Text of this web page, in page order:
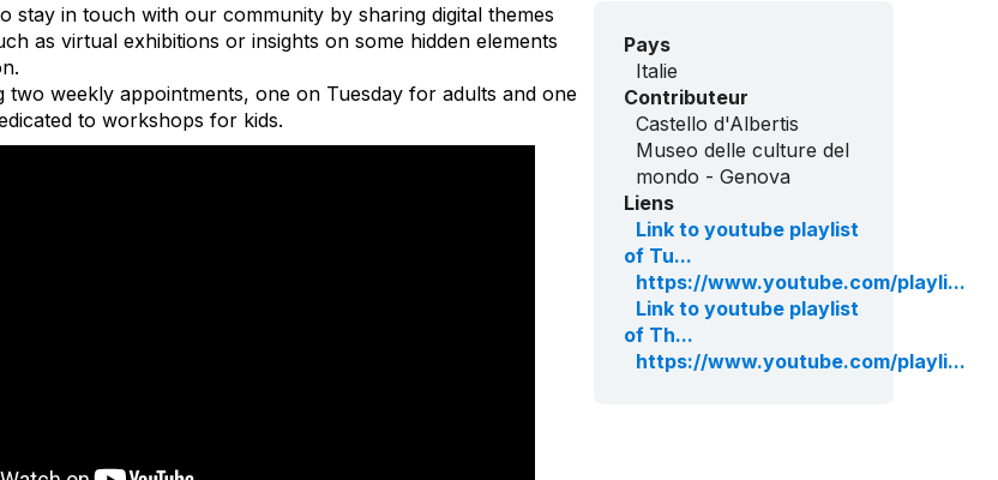
Pays
Italie
Contributeur
Castello d'Albertis
Museo delle culture del
mondo - Genova
Liens
Link to youtube playlist
of Tu...
https://www.youtube.com/playli...
Link to youtube playlist
of Th...
https://www.youtube.com/playli...
stay in touch with our community by sharing digital themes
as virtual exhibitions or insights on some hidden elements
two weekly appointments, one on Tuesday for adults and one
to workshops for kids.